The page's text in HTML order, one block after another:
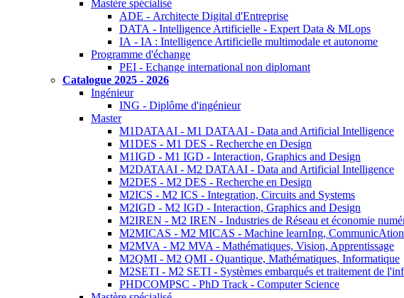
Mastère spécialisé
ADE - Architecte Digital d'Entreprise
DATA - Intelligence Artificielle - Expert Data & MLops
IA - IA : Intelligence Artificielle multimodale et autonome
Programme d'échange
PEI - Echange international non diplomant
Catalogue 2025 - 2026
Ingénieur
ING - Diplôme d'ingénieur
Master
M1DATAAI - M1 DATAAI - Data and Artificial Intelligence
M1DES - M1 DES - Recherche en Design
M1IGD - M1 IGD - Interaction, Graphics and Design
M2DATAAI - M2 DATAAI - Data and Artificial Intelligence
M2DES - M2 DES - Recherche en Design
M2ICS - M2 ICS - Integration, Circuits and Systems
M2IGD - M2 IGD - Interaction, Graphics and Design
M2IREN - M2 IREN - Industries de Réseau et économie
M2MICAS - M2 MICAS - Machine learnIng,
M2MVA - M2 MVA - Mathématiques, Vision, Apprentissage
M2QMI - M2 QMI - Quantique, Mathématiques, Informatique
M2SETI - M2 SETI - Systèmes embarqués et traitement de
PHDCOMPSC - PhD Track - Computer Science